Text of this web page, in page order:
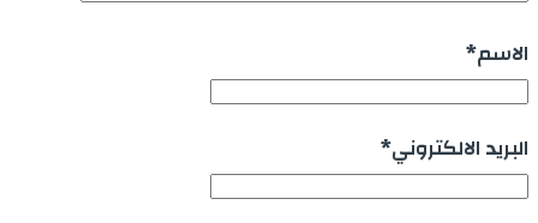
الاسم*
البريد الالكتروني*